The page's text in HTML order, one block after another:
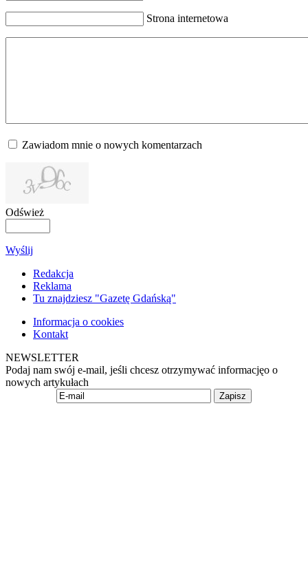
Strona internetowa
Zawiadom mnie o nowych komentarzach
Odśwież
Wyślij
Redakcja
Reklama
Tu znajdziesz "Gazetę Gdańską"
Informacja o cookies
Kontakt
NEWSLETTER
Podaj nam swój e-mail, jeśli chcesz otrzymywać informacjęo o
nowych artykułach
Zapisz